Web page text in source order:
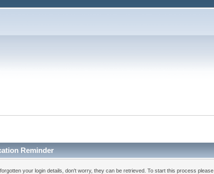
Reminder
your login details, don't worry, they can be retrieved. To start this process please